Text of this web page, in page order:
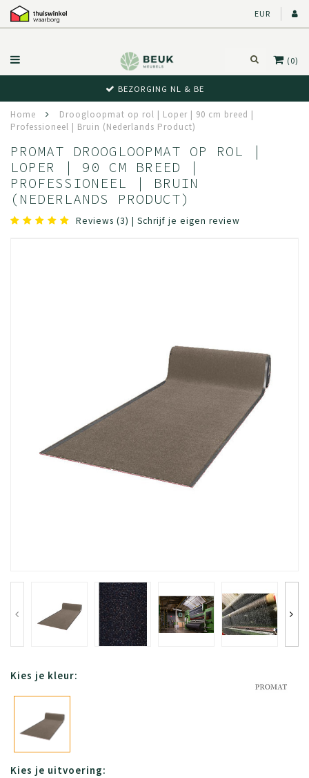
EUR
(0)
BEZORGING NL & BE
Home
Droogloopmat op rol | Loper | 90 cm breed |
Professioneel | Bruin (Nederlands Product)
PROMAT DROOGLOOPMAT OP ROL |
LOPER | 90 CM BREED |
PROFESSIONEEL | BRUIN
(NEDERLANDS PRODUCT)
Reviews (3) | Schrijf je eigen review
Kies je kleur:
Kies je uitvoering: